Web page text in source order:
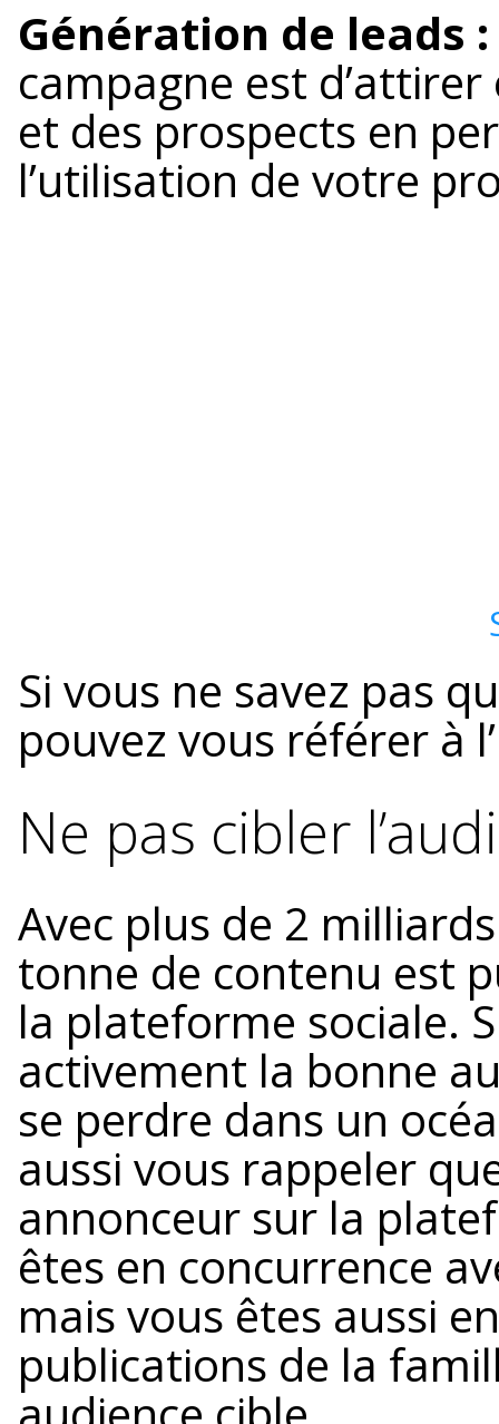
Génération de leads :
campagne est
et des prospects en
l’utilisation de votre
Si vous ne savez pas
pouvez vous référer à
Ne pas cibler
Avec plus de 2
tonne de contenu est
la plateforme sociale.
activement la bonne
se perdre dans un
aussi vous rappeler
annonceur sur la
êtes en concurrence
mais vous êtes aussi
publications de la